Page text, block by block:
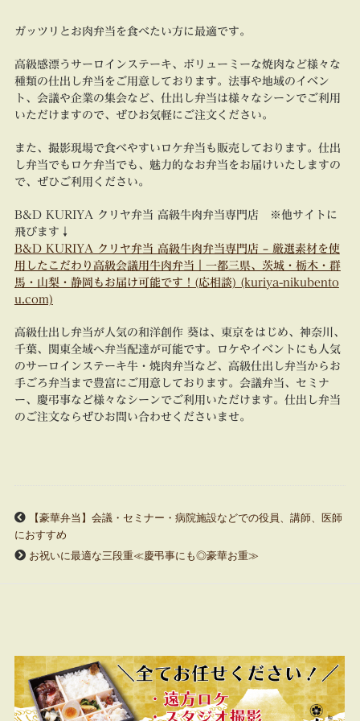
ガッツリとお肉弁当を食べたい方に最適です。
高級感漂うサーロインステーキ、ボリューミーな焼肉など様々な
種類の仕出し弁当をご用意しております。法事や地域のイベン
ト、会議や企業の集会など、仕出し弁当は様々なシーンでご利用
いただけますので、ぜひお気軽にご注文ください。
また、撮影現場で食べやすいロケ弁当も販売しております。仕出
し弁当でもロケ弁当でも、魅力的なお弁当をお届けいたしますの
で、ぜひご利用ください。
B&D KURIYA クリヤ弁当 高級牛肉弁当専門店 ※他サイトに
飛びます↓
B&D KURIYA クリヤ弁当 高級牛肉弁当専門店 – 厳選素材を使
用したこだわり高級会議用牛肉弁当｜一都三県、茨城・栃木・群
馬・山梨・静岡もお届け可能です！(応相談) (kuriya-nikubento
u.com)
高級仕出し弁当が人気の和洋創作 葵は、東京をはじめ、神奈川、
千葉、関東全域へ弁当配達が可能です。ロケやイベントにも人気
のサーロインステーキ牛・焼肉弁当など、高級仕出し弁当からお
手ごろ弁当まで豊富にご用意しております。会議弁当、セミナ
ー、慶弔事など様々なシーンでご利用いただけます。仕出し弁当
のご注文ならぜひお問い合わせくださいませ。
【豪華弁当】会議・セミナー・病院施設などでの役員、講師、医師
におすすめ
お祝いに最適な三段重≪慶弔事にも◎豪華お重≫